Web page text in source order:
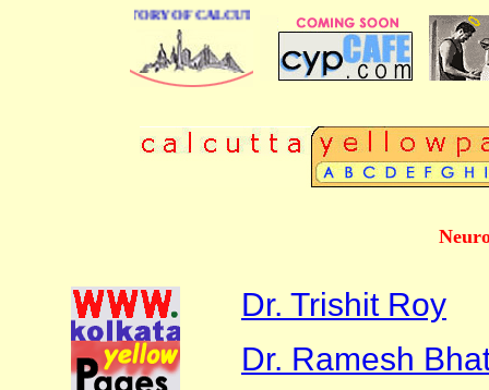
DIRECTORY OF CALCUTTA
Dr. Trishit Roy
Dr. Ramesh